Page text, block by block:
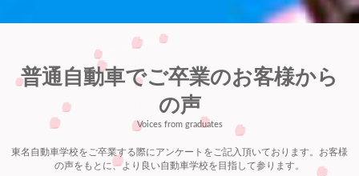
普通自動車でご卒業のお客様から
の声
Voices from graduates
東名自動車学校をご卒業する際にアンケートをご記入頂いております。お客様
の声をもとに、より良い自動車学校を目指して参ります。